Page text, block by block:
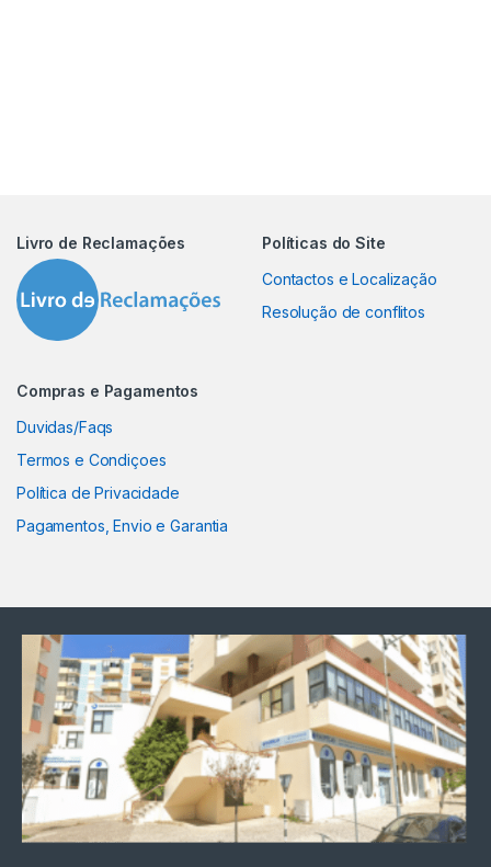
Livro de Reclamações
Políticas do Site
Contactos e Localização
Resolução de conflitos
Compras e Pagamentos
Duvidas/Faqs
Termos e Condiçoes
Política de Privacidade
Pagamentos, Envio e Garantia